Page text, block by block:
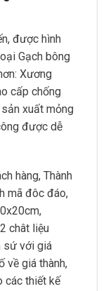
được hình
Gạch bông
Xương
cấp chống
xuất mỏng
được dễ
hàng, Thành
mã đôc đáo,
chât liệu
sứ với giá
về giá thành,
các thiết kế